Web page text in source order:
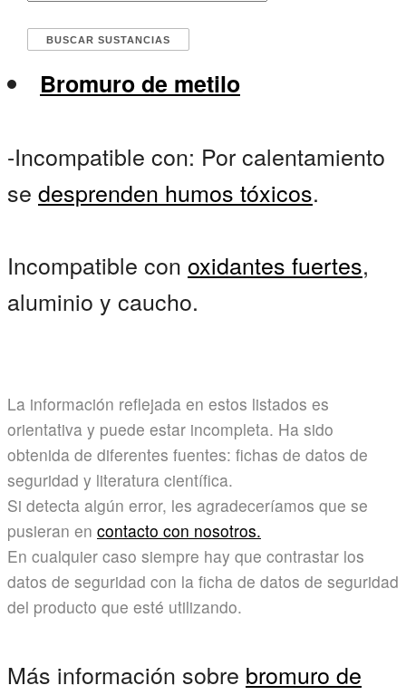
Bromuro de metilo
-Incompatible con: Por calentamiento
se desprenden humos tóxicos.
Incompatible con oxidantes fuertes,
aluminio y caucho.
La información reflejada en estos listados es
orientativa y puede estar incompleta. Ha sido
obtenida de diferentes fuentes: fichas de datos de
seguridad y literatura científica.
Si detecta algún error, les agradeceríamos que se
pusieran en contacto con nosotros.
En cualquier caso siempre hay que contrastar los
datos de seguridad con la ficha de datos de seguridad
del producto que esté utilizando.
Más información sobre bromuro de